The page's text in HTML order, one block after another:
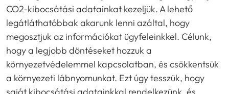
CO2-kibocsátási adatainkat kezeljük. A lehető
legátláthatóbbak akarunk lenni azáltal, hogy
megosztjuk az információkat ügyfeleinkkel. Célunk,
hogy a legjobb döntéseket hozzuk a
környezetvédelemmel kapcsolatban, és csökkentsük
a környezeti lábnyomunkat. Ezt úgy tesszük, hogy